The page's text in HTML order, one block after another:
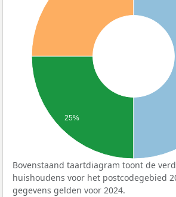
25%
Bovenstaand taartdiagram toont de
huishoudens voor het postcodegebied
gegevens gelden voor 2024.